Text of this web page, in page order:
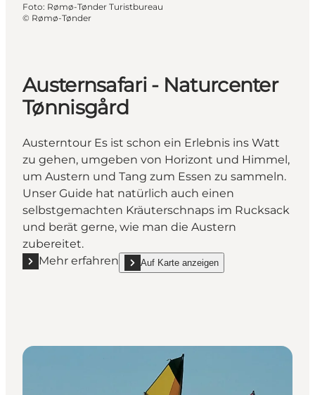
Foto: Rømø-Tønder Turistbureau
© Rømø-Tønder
Austernsafari - Naturcenter
Tønnisgård
Austerntour Es ist schon ein Erlebnis ins Watt
zu gehen, umgeben von Horizont und Himmel,
um Austern und Tang zum Essen zu sammeln.
Unser Guide hat natürlich auch einen
selbstgemachten Kräuterschnaps im Rucksack
und berät gerne, wie man die Austern
zubereitet.
Mehr erfahren
Mehr erfahren "Austernsafari - Naturcenter
Auf Karte anzeigen
show Austernsafari - Naturcenter Tønnisgård